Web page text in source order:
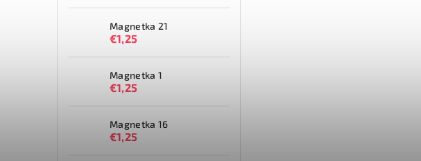
Magnetka 21
€1,25
Magnetka 1
€1,25
Magnetka 16
€1,25